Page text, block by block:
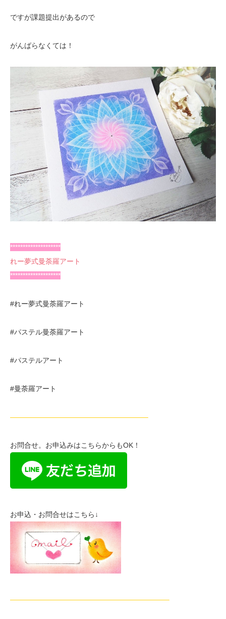
ですが課題提出があるので
がんばらなくては！
********************
れー夢式曼荼羅アート
********************
#れー夢式曼荼羅アート
#パステル曼荼羅アート
#パステルアート
#曼荼羅アート
———————————————————–
お問合せ。お申込みはこちらからもOK！
お申込・お問合せはこちら↓
——————————————————————–